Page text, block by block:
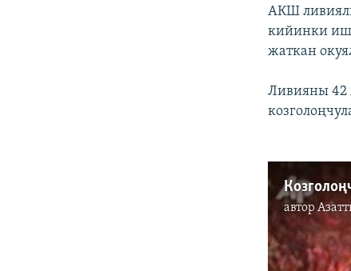
АКШ
кийинки
жаткан
Ливияны 42
автор